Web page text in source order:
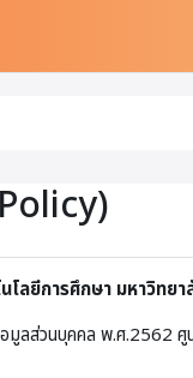
โลยีการศึกษา มหาวิทยา
วนบุคคล พ.ศ.2562 ศู